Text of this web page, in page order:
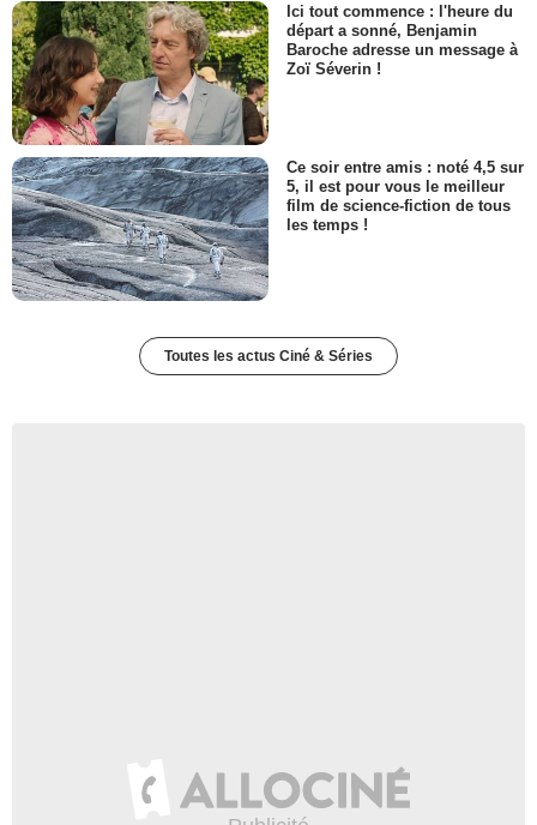
Ici tout commence : l'heure du
départ a sonné, Benjamin
Baroche adresse un message à
Zoï Séverin !
Ce soir entre amis : noté 4,5 sur
5, il est pour vous le meilleur
film de science-fiction de tous
les temps !
Toutes les actus Ciné & Séries